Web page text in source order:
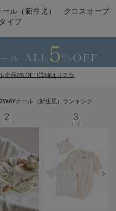
生児）
）
パジャマ
雑貨
ベビー
ツィード派
セットアップ派
セット
ワーク・オフィス
フォーマル / オケー
あったかアイテム｜
女の子におススメの
定番ギフト
もらって嬉しいギフト
かわいくておもしろ
何枚あっても嬉しい
レギンス・タイツ
あったか度◎
裏起毛素材
ール（新生児） クロスオープ
イプ
全品5%OFF!詳細はコチラ
オール（新生児）ランキング
2 3